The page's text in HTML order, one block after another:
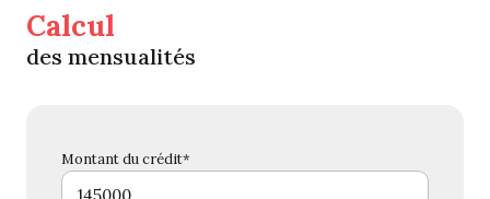
Calcul
des mensualités
Montant du crédit*